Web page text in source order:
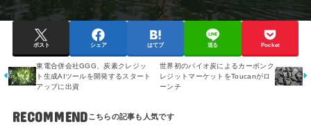
ポスト シェア はてブ 送る Pocket
東電合併会社GGG、炭素クレジッ
ト生成AIツールを開発するスタート
アップに出資
世界初のバイオ炭によるカーボンク
レジットマーケットをToucanがロ
ーンチ
RECOMMEND